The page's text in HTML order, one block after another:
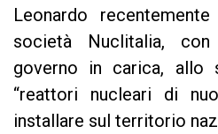
Leonardo
società Nuclitalia,
governo in carica, allo
“reattori nucleari di
installare sul territorio